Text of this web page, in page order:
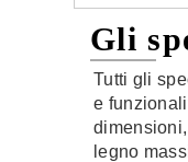
Gli
Tutti gli
e
legno